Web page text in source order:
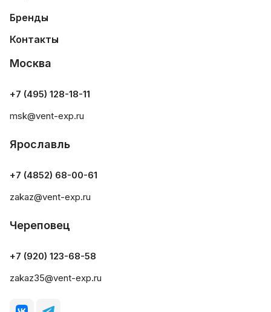
Бренды
Контакты
Москва
+7 (495) 128-18-11
msk@vent-exp.ru
Ярославль
+7 (4852) 68-00-61
zakaz@vent-exp.ru
Череповец
+7 (920) 123-68-58
zakaz35@vent-exp.ru